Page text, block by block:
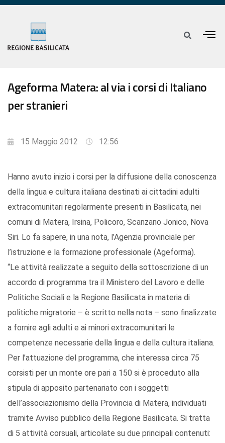
Ageforma Matera: al via i corsi di Italiano
per stranieri
15 Maggio 2012 12:56
Hanno avuto inizio i corsi per la diffusione della conoscenza
della lingua e cultura italiana destinati ai cittadini adulti
extracomunitari regolarmente presenti in Basilicata, nei
comuni di Matera, Irsina, Policoro, Scanzano Jonico, Nova
Siri. Lo fa sapere, in una nota, l’Agenzia provinciale per
l’istruzione e la formazione professionale (Ageforma).
“Le attività realizzate a seguito della sottoscrizione di un
accordo di programma tra il Ministero del Lavoro e delle
Politiche Sociali e la Regione Basilicata in materia di
politiche migratorie – è scritto nella nota – sono finalizzate
a fornire agli adulti e ai minori extracomunitari le
competenze necessarie della lingua e della cultura italiana.
Per l’attuazione del programma, che interessa circa 75
corsisti per un monte ore pari a 150 si è proceduto alla
stipula di apposito partenariato con i soggetti
dell’associazionismo della Provincia di Matera, individuati
tramite Avviso pubblico della Regione Basilicata. Si tratta
di 5 attività corsuali, articolate su due principali contenuti: